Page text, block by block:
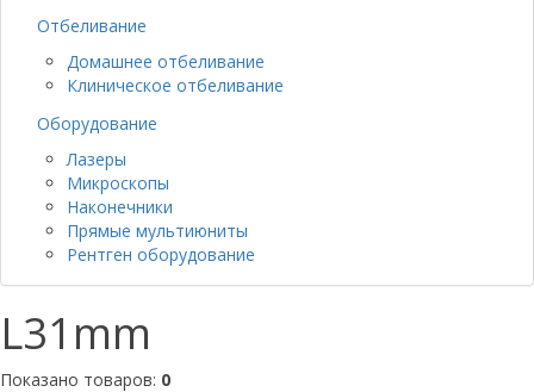
Отбеливание
Домашнее отбеливание
Клиническое отбеливание
Оборудование
Лазеры
Микроскопы
Наконечники
Прямые мультиюниты
Рентген оборудование
L31mm
Показано товаров: 0